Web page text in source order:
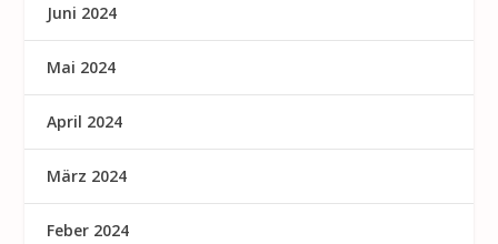
Juni 2024
Mai 2024
April 2024
März 2024
Feber 2024